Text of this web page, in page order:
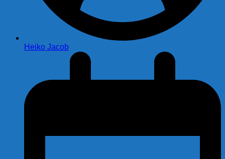
Heiko Jacob